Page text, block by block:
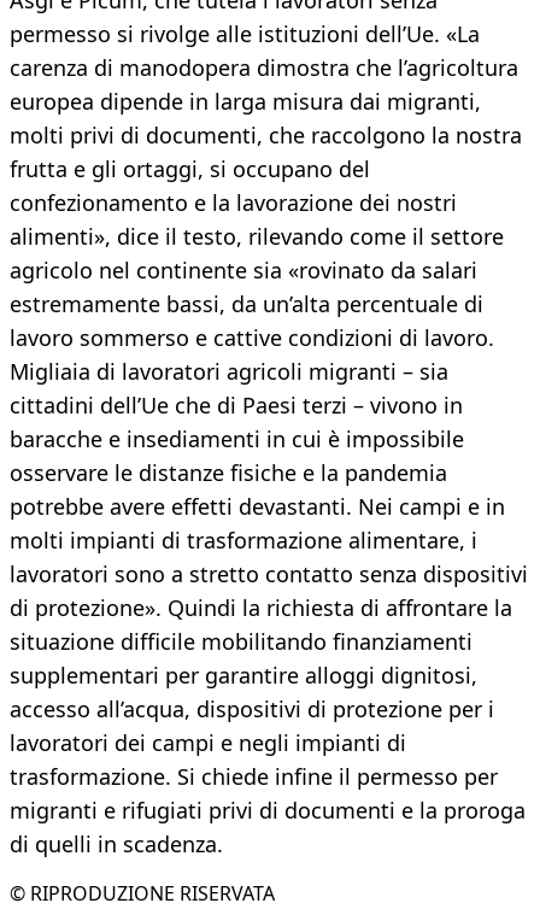
permesso si rivolge alle istituzioni dell’Ue. «La
carenza di manodopera dimostra che l’agricoltura
europea dipende in larga misura dai migranti,
molti privi di documenti, che raccolgono la nostra
frutta e gli ortaggi, si occupano del
confezionamento e la lavorazione dei nostri
alimenti», dice il testo, rilevando come il settore
agricolo nel continente sia «rovinato da salari
estremamente bassi, da un’alta percentuale di
lavoro sommerso e cattive condizioni di lavoro.
Migliaia di lavoratori agricoli migranti – sia
cittadini dell’Ue che di Paesi terzi – vivono in
baracche e insediamenti in cui è impossibile
osservare le distanze fisiche e la pandemia
potrebbe avere effetti devastanti. Nei campi e in
molti impianti di trasformazione alimentare, i
lavoratori sono a stretto contatto senza dispositivi
di protezione». Quindi la richiesta di affrontare la
situazione difficile mobilitando finanziamenti
supplementari per garantire alloggi dignitosi,
accesso all’acqua, dispositivi di protezione per i
lavoratori dei campi e negli impianti di
trasformazione. Si chiede infine il permesso per
migranti e rifugiati privi di documenti e la proroga
di quelli in scadenza.
© RIPRODUZIONE RISERVATA